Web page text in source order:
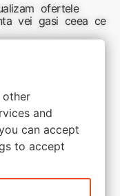
ofertele
vei gasi ceea ce
si cumpărături
other
and
can accept
to accept